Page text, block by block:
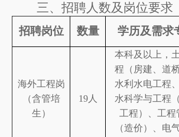
三、 招聘人数及岗位要求
招聘岗位 数量 学历及需求
海外工程岗
（含管培
生）
19人
本科及以上，
程 （房建、道桥
水利水电工程
水科学与工程
工程）
工程
（造价）、 电